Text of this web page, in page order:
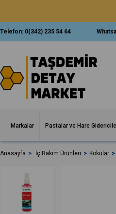
Telefon: 0(342) 235 54 64
Markalar Pastalar ve Hare
Anasayfa İç Bakım Ürünleri Kokular